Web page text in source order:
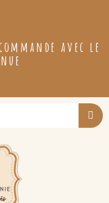
avec le